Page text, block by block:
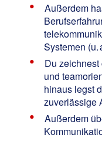
Außerdem
Systemen (u.
Du
und
hinaus legst
zuverlässige
Außerdem